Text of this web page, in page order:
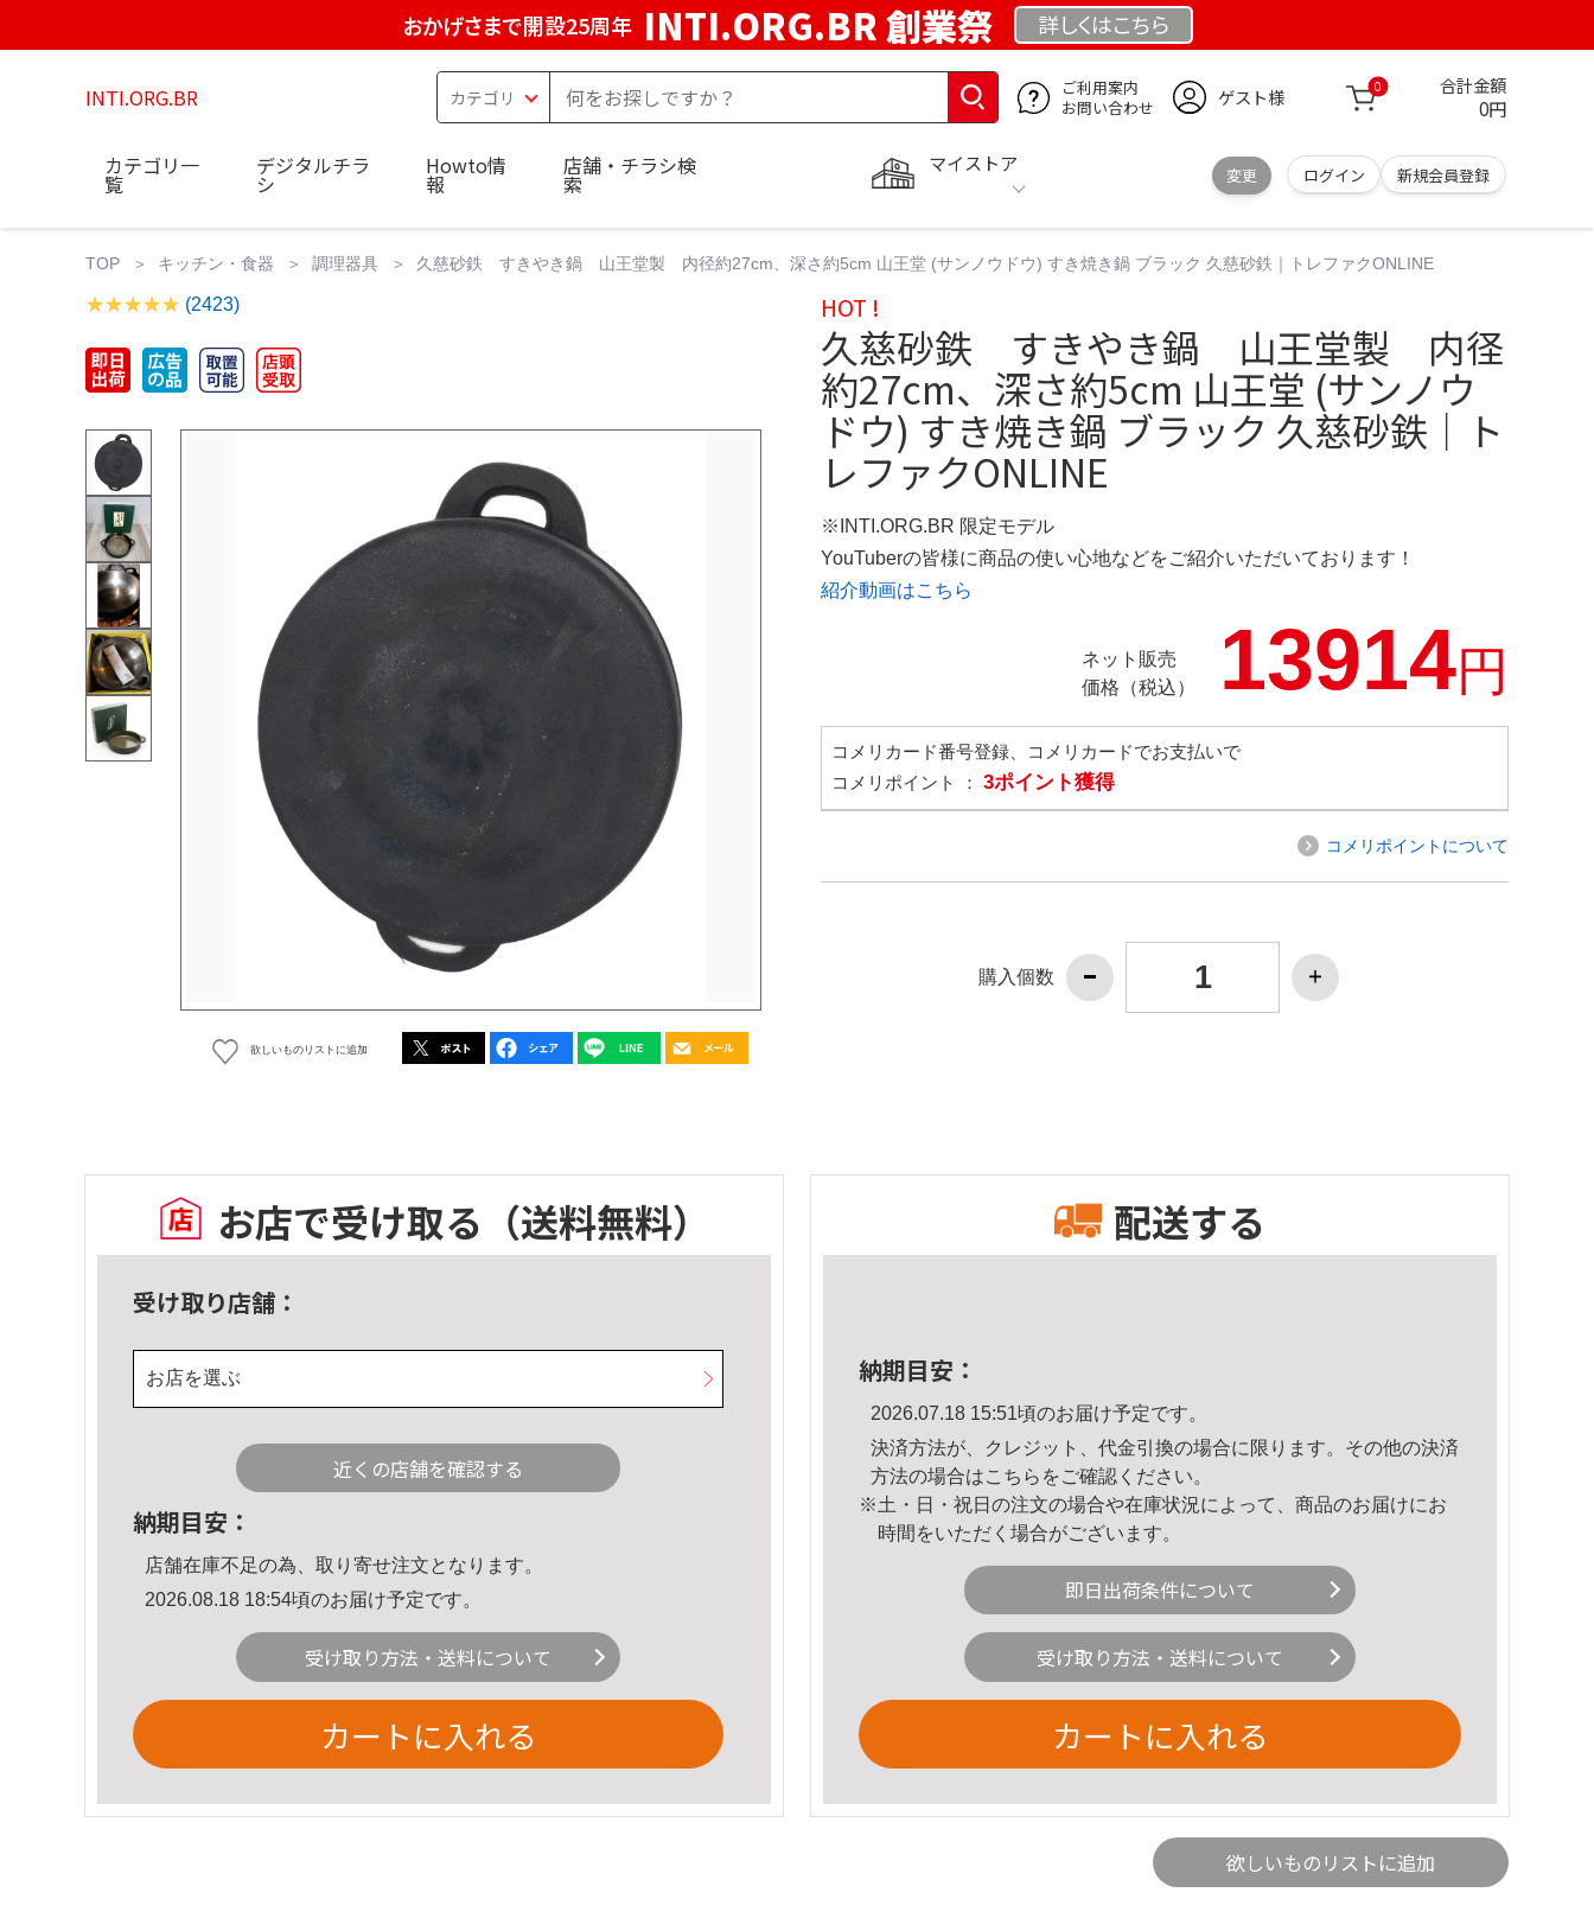
おかげさまで開設25周年 INTI.ORG.BR 創業祭 詳しくはこちら
INTI.ORG.BR
ご利用案内
お問い合わせ
ゲスト様 0 合計金額
0円
マイストア
変更 ログイン 新規会員登録
カテゴリ一
覧
デジタルチラ
シ
Howto情
報
店舗・チラシ検
索
TOP キッチン・食器 調理器具 久慈砂鉄 すきやき鍋 山王堂製 内径約27cm、深さ約5cm 山王堂 (サンノウドウ) すき焼き鍋 ブラック 久慈砂鉄｜トレファクONLINE
(2423)
欲しいものリストに追加
HOT !
久慈砂鉄 すきやき鍋 山王堂製 内径
約27cm、深さ約5cm 山王堂 (サンノウ
ドウ) すき焼き鍋 ブラック 久慈砂鉄｜ト
レファクONLINE
※INTI.ORG.BR 限定モデル
YouTuberの皆様に商品の使い心地などをご紹介いただいております！
紹介動画はこちら
ネット販売
価格（税込）
13914円
コメリカード番号登録、コメリカードでお支払いで
コメリポイント ： 3ポイント獲得
コメリポイントについて
購入個数
お店で受け取る （送料無料）
受け取り店舗：
お店を選ぶ
近くの店舗を確認する
納期目安：
店舗在庫不足の為、取り寄せ注文となります。
2026.08.18 18:54頃のお届け予定です。
受け取り方法・送料について
カートに入れる
配送する
納期目安：
2026.07.18 15:51頃のお届け予定です。
決済方法が、クレジット、代金引換の場合に限ります。その他の決済
方法の場合はこちら をご確認ください。
※土・日・祝日の注文の場合や在庫状況によって、商品のお届けにお
時間をいただく場合がございます。
即日出荷条件について
受け取り方法・送料について
カートに入れる
欲しいものリストに追加